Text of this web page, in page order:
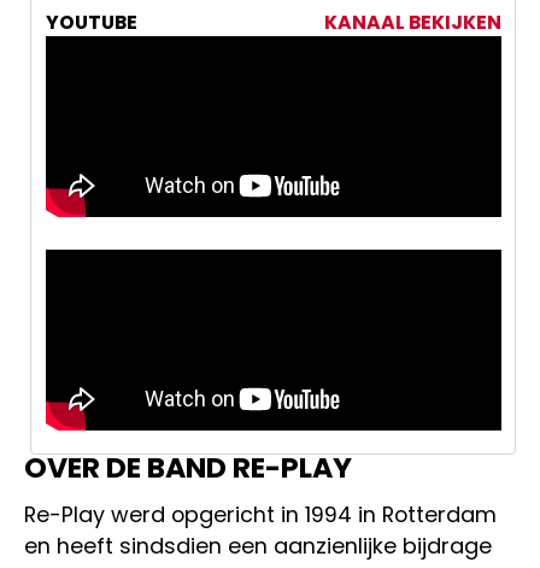
YOUTUBE KANAAL BEKIJKEN
OVER DE BAND RE-PLAY
Re-Play werd opgericht in 1994 in Rotterdam
en heeft sindsdien een aanzienlijke bijdrage